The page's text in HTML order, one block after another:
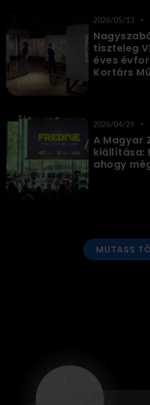
2026/05/13
tiszteleg
éves
Kortárs
2026/04/29
A Magyar
kiállítása:
ahogy
MUTASS